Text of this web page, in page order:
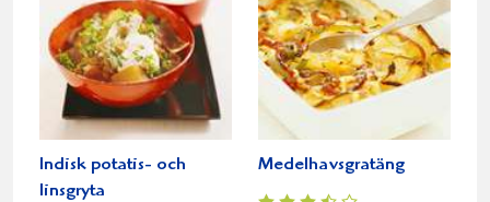
Indisk potatis- och
linsgryta
Medelhavsgratäng